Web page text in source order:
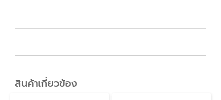
สินค้าเกี่ยวข้อง